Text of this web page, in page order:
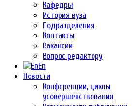
Кафедры
История вуза
Подразделения
Контакты
Вакансии
Вопрос редактору
En
Новости
Конференции, циклы
усовершенствования